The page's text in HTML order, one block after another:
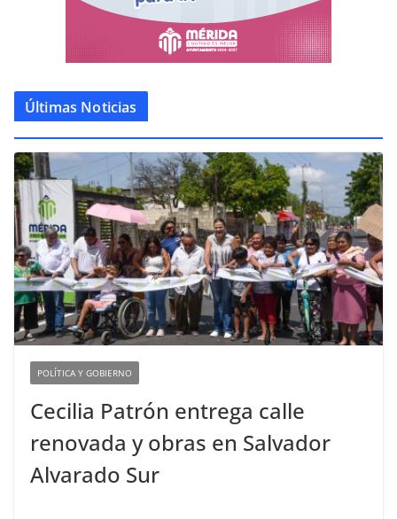
Últimas Noticias
POLÍTICA Y GOBIERNO
Cecilia Patrón entrega calle
renovada y obras en Salvador
Alvarado Sur